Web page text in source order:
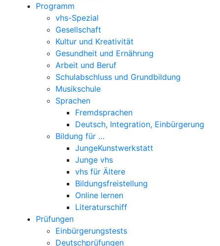
Programm
vhs-Spezial
Gesellschaft
Kultur und Kreativität
Gesundheit und Ernährung
Arbeit und Beruf
Schulabschluss und Grundbildung
Musikschule
Sprachen
Fremdsprachen
Deutsch, Integration, Einbürgerung
Bildung für …
JungeKunstwerkstatt
Junge vhs
vhs für Ältere
Bildungsfreistellung
Online lernen
Literaturschiff
Prüfungen
Einbürgerungstests
Deutschprüfungen